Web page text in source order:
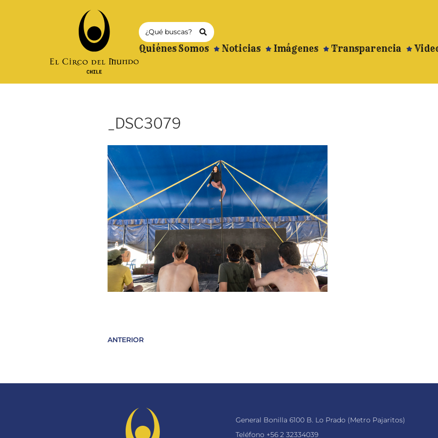
Quiénes Somos Noticias Imágenes Transparencia
_DSC3079
ANTERIOR
General Bonilla 6100 B. Lo Prado (Metro Pajaritos)
Teléfono +56 2 32334039